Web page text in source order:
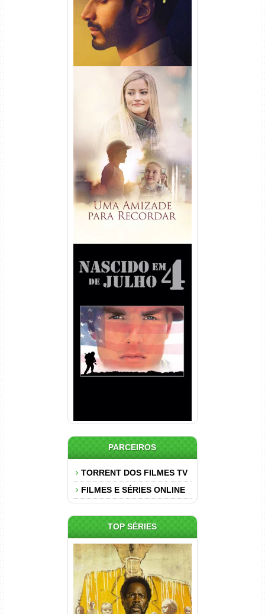
Uma Amizade para Recordar
Torrent (2025) WEB-DL 1080p
Dual Áudio
Nascido em 4 de Julho
Torrent (1989) WEB-DL 1080p
Dual Áudio
PARCEIROS
TORRENT DOS FILMES TV
FILMES E SÉRIES ONLINE
TOP SÉRIES